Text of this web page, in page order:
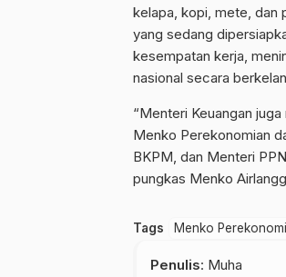
kelapa, kopi, mete, dan
yang sedang
kesempatan kerja,
nasional secara
“Menteri Keuangan
Menko Perekonomian
BKPM, dan Menteri
pungkas Menko
Tags Menko
Penulis: Muha